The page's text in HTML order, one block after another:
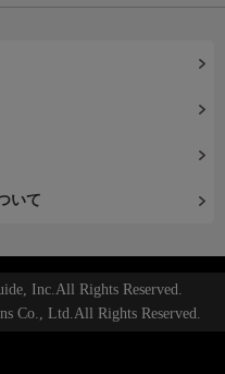
いて
Inc.All Rights Reserved.
Co., Ltd.All Rights Reserved.